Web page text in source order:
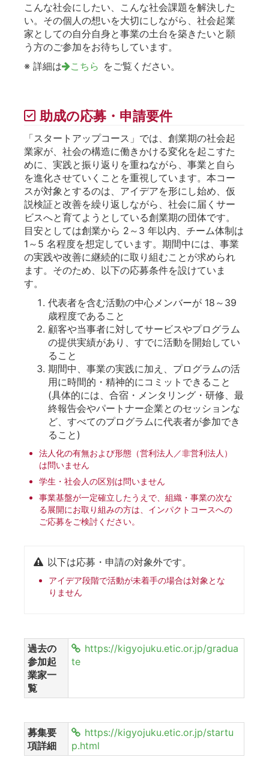
こんな社会にしたい、こんな社会課題を解決した
い。その個人の想いを大切にしながら、社会起業
家としての自分自身と事業の土台を築きたいと願
う方のご参加をお待ちしています。
※ 詳細は
こちら をご覧ください。
助成の応募・申請要件
「スタートアップコース」では、創業期の社会起
業家が、社会の構造に働きかける変化を起こすた
めに、実践と振り返りを重ねながら、事業と自ら
を進化させていくことを重視しています。本コー
スが対象とするのは、アイデアを形にし始め、仮
説検証と改善を繰り返しながら、社会に届くサー
ビスへと育てようとしている創業期の団体です。
目安としては創業から 2～3 年以内、チーム体制は
1～5 名程度を想定しています。期間中には、事業
の実践や改善に継続的に取り組むことが求められ
ます。そのため、以下の応募条件を設けていま
す。
代表者を含む活動の中心メンバーが 18～39
歳程度であること
顧客や当事者に対してサービスやプログラム
の提供実績があり、すでに活動を開始してい
ること
期間中、事業の実践に加え、プログラムの活
用に時間的・精神的にコミットできること
(具体的には、合宿・メンタリング・研修、最
終報告会やパートナー企業とのセッションな
ど、すべてのプログラムに代表者が参加でき
ること)
法人化の有無および形態（営利法人／非営利法人）
は問いません
学生・社会人の区別は問いません
事業基盤が一定確立したうえで、組織・事業の次な
る展開にお取り組みの方は、インパクトコースへの
ご応募をご検討ください。
以下は応募・申請の対象外です。
アイデア段階で活動が未着手の場合は対象とな
りません
過去の
参加起
業家一
覧
https://kigyojuku.etic.or.jp/gradua
te
募集要
項詳細
https://kigyojuku.etic.or.jp/startu
p.html